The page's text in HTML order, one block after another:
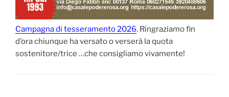
Campagna di tesseramento 2026. Ringraziamo fin
d’ora chiunque ha versato o verserà la quota
sostenitore/trice …che consigliamo vivamente!